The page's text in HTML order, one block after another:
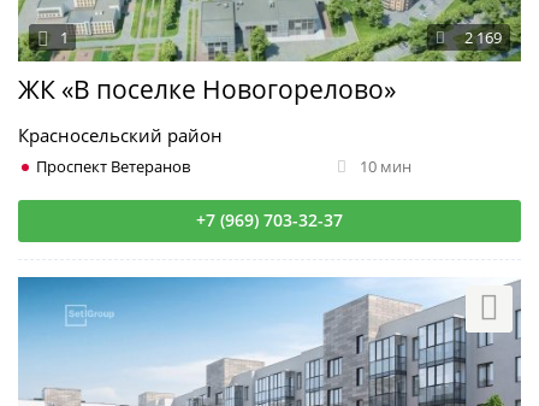
ЖК «В поселке Новогорелово»
2 169
1
Красносельский район
Проспект Ветеранов 10 мин
+7 (969) 703-32-37